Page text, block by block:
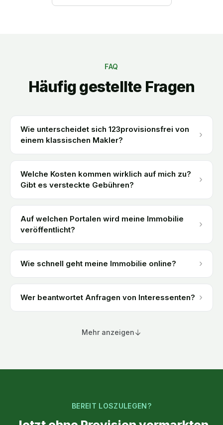
FAQ
Häufig gestellte Fragen
Wie unterscheidet sich 123provisionsfrei von
einem klassischen Makler?
›
Welche Kosten kommen wirklich auf mich zu?
Gibt es versteckte Gebühren?
›
Auf welchen Portalen wird meine Immobilie
veröffentlicht?
›
Wie schnell geht meine Immobilie online? ›
Wer beantwortet Anfragen von Interessenten? ›
Mehr anzeigen
BEREIT LOSZULEGEN?